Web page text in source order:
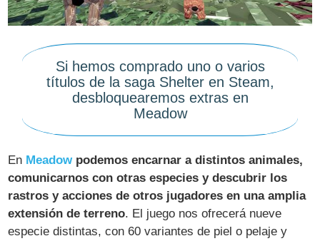
Si hemos comprado uno o varios
títulos de la saga Shelter en Steam,
desbloquearemos extras en
Meadow
En Meadowpodemos encarnar a distintos animales,
comunicarnos con otras especies y descubrir los
rastros y acciones de otros jugadores en una amplia
extensión de terreno. El juego nos ofrecerá nueve
especie distintas, con 60 variantes de piel o pelaje y